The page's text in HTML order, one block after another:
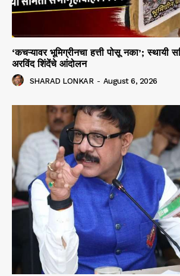
‘कचऱ्यावर भूमिग्रीनचा हत्ती पोसू नका’; स्थायी
अरविंद शिंदेंचे आंदोलन
SHARAD LONKAR - August 6, 2026